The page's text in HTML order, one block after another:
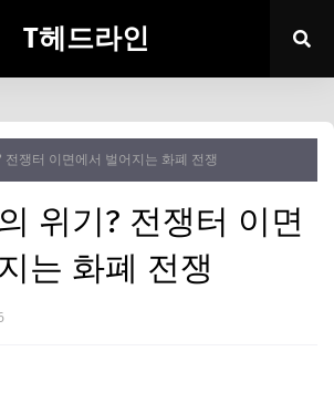
T헤드라인
전쟁터 이면에서 벌어지는 화폐 전쟁
위기? 전쟁터 이면
는 화폐 전쟁